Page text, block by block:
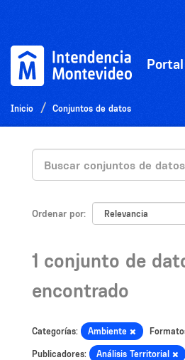
Inicio Conjuntos de datos
Ordenar por
1 conjunto de
encontrado
Categorías: Ambiente
Publicadores: Análisis Territorial